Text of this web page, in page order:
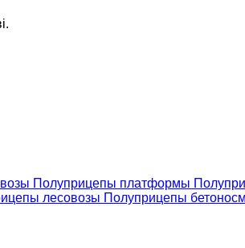
Полуприцепы платформы
лесовозы Полуприцепы